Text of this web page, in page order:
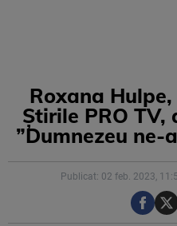
Roxana
Știrile PRO TV,
”Dumnezeu ne-
Publicat: 02 feb. 2023,